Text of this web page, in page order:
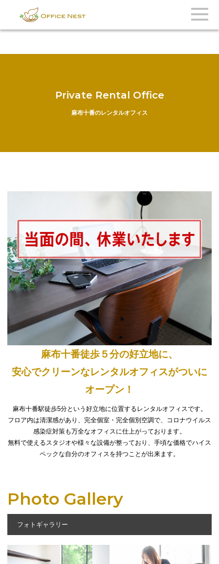
Private Rental Office
麻布十番のレンタルオフィス
麻布十番徒歩５分の好立地に、
安心でクリーンなレンタルオフィスがついに
オープン！
麻布十番駅徒歩5分という好立地に位置するレンタルオフィスです。
フロア内は清潔感があり、完全個室・完全個別空調で、コロナウイルス
感染症対策も万全なオフィスに仕上がっております。
無料で使えるスタジオや様々な設備が整っており、手頃な価格でハイス
ペックな自分のオフィスを持つことが出来ます。
Photo Gallery
フォトギャラリー